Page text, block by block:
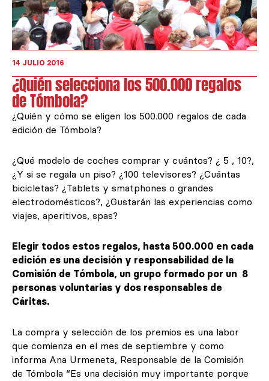
14 JULIO 2016
¿Quién selecciona los 500.000 regalos
de Tómbola?
¿Quién y cómo se eligen los 500.000 regalos de cada
edición de Tómbola?
¿Qué modelo de coches comprar y cuántos? ¿ 5 , 10?,
¿Y si se regala un piso? ¿100 televisores? ¿Cuántas
bicicletas? ¿Tablets y smatphones o grandes
electrodomésticos?, ¿Gustarán las experiencias como
viajes, aperitivos, spas?
Elegir todos estos regalos, hasta 500.000 en cada
edición es una decisión y responsabilidad de la
Comisión de Tómbola, un grupo formado por un 8
personas voluntarias y dos responsables de
Cáritas.
La compra y selección de los premios es una labor
que comienza en el mes de septiembre y como
informa Ana Urmeneta, Responsable de la Comisión
de Tómbola “Es una decisión muy importante porque